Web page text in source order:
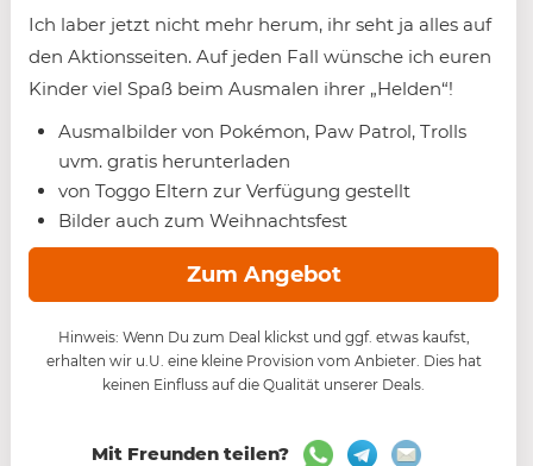
Ich laber jetzt nicht mehr herum, ihr seht ja alles auf
den Aktionsseiten. Auf jeden Fall wünsche ich euren
Kinder viel Spaß beim Ausmalen ihrer „Helden“!
Ausmalbilder von Pokémon, Paw Patrol, Trolls
uvm. gratis herunterladen
von Toggo Eltern zur Verfügung gestellt
Bilder auch zum Weihnachtsfest
Zum Angebot
Hinweis: Wenn Du zum Deal klickst und ggf. etwas kaufst,
erhalten wir u.U. eine kleine Provision vom Anbieter. Dies hat
keinen Einfluss auf die Qualität unserer Deals.
Mit Freunden teilen?